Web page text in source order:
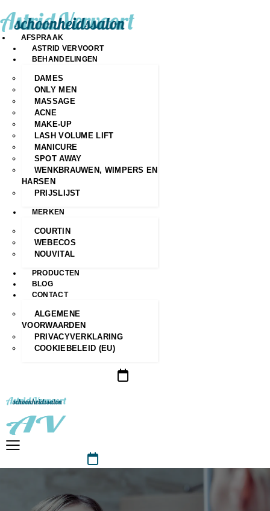
AFSPRAAK
ASTRID VERVOORT
BEHANDELINGEN
DAMES
ONLY MEN
MASSAGE
ACNE
MAKE-UP
LASH VOLUME LIFT
MANICURE
SPOT AWAY
WENKBRAUWEN, WIMPERS EN
HARSEN
PRIJSLIJST
MERKEN
COURTIN
WEBECOS
NOUVITAL
PRODUCTEN
BLOG
CONTACT
ALGEMENE
VOORWAARDEN
PRIVACYVERKLARING
COOKIEBELEID (EU)